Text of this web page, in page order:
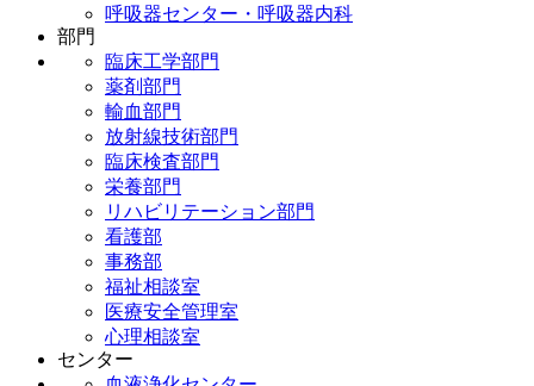
呼吸器センター・呼吸器内科
脳卒中センター・脳神経内科
脳卒中センター・脳神経外科
脊椎脊髄外科
整形外科・人工関節センター
形成外科
泌尿器科
産婦人科
眼科
耳鼻咽喉科
皮膚科
小児科
緩和ケア科
精神科
部門
臨床工学部門
薬剤部門
輸血部門
放射線技術部門
臨床検査部門
栄養部門
リハビリテーション部門
看護部
事務部
福祉相談室
医療安全管理室
心理相談室
センター